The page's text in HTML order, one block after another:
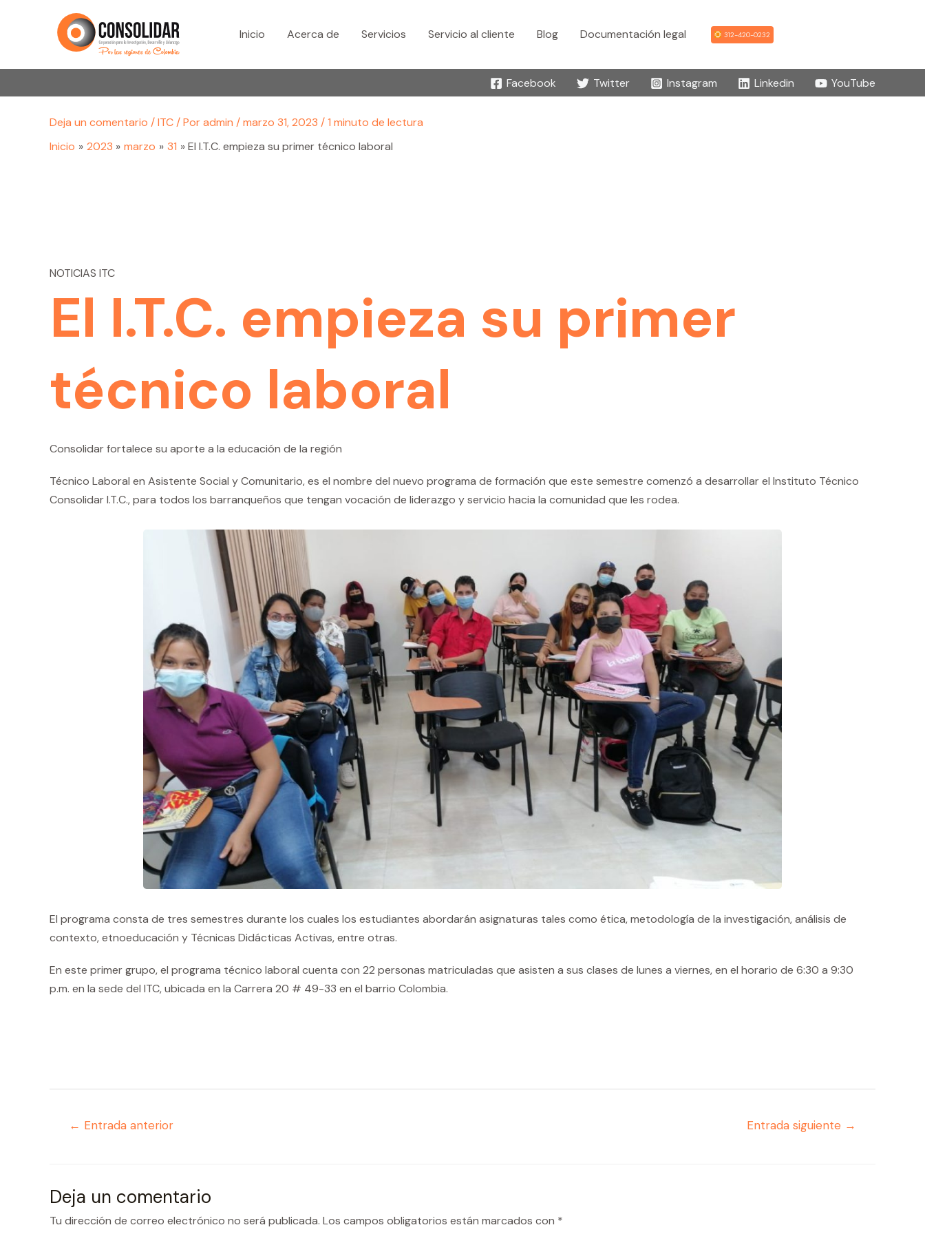
Inicio Acerca de Servicios Servicio al cliente Blog Documentación legal 312-420-0232
Facebook Twitter Instagram Linkedin YouTube
Deja un comentario /ITC / Poradmin /marzo 31, 2023 /1 minuto de lectura
Inicio
2023 marzo 31 El I.T.C. empieza su primer técnico laboral
NOTICIAS ITC
El I.T.C. empieza su primer
técnico laboral
Consolidar fortalece su aporte a la educación de la región
Técnico Laboral en Asistente Social y Comunitario, es el nombre del nuevo programa de formación que este semestre comenzó a desarrollar el Instituto Técnico
Consolidar I.T.C., para todos los barranqueños que tengan vocación de liderazgo y servicio hacia la comunidad que les rodea.
El programa consta de tres semestres durante los cuales los estudiantes abordarán asignaturas tales como ética, metodología de la investigación, análisis de
contexto, etnoeducación y Técnicas Didácticas Activas, entre otras.
En este primer grupo, el programa técnico laboral cuenta con 22 personas matriculadas que asisten a sus clases de lunes a viernes, en el horario de 6:30 a 9:30
p.m. en la sede del ITC, ubicada en la Carrera 20 # 49-33 en el barrio Colombia.
Navegación
← Entrada anterior Entrada siguiente →
Deja un comentario
Tu dirección de correo electrónico no será publicada. Los campos obligatorios están marcados con *